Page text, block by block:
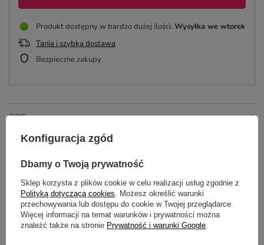
Produkt dostępny w bardzo dużej ilości Wysyłka we wtorek
Tania i szybka dostawa
Bezpieczne zakupy
OPIS
SZCZEGÓŁOWE DANE
GŁÓWNE PARAMETRY
OPINIE (10)
Konfiguracja zgód
Dbamy o Twoją prywatność
Sklep korzysta z plików cookie w celu realizacji usług zgodnie z
Polityką dotyczącą cookies . Możesz określić warunki
przechowywania lub dostępu do cookie w Twojej przeglądarce.
Więcej informacji na temat warunków i prywatności można
znaleźć także na stronie Prywatność i warunki Google